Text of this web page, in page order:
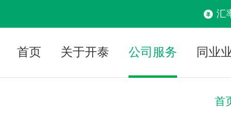
汇
首页 关于开泰 公司服务 同业
首